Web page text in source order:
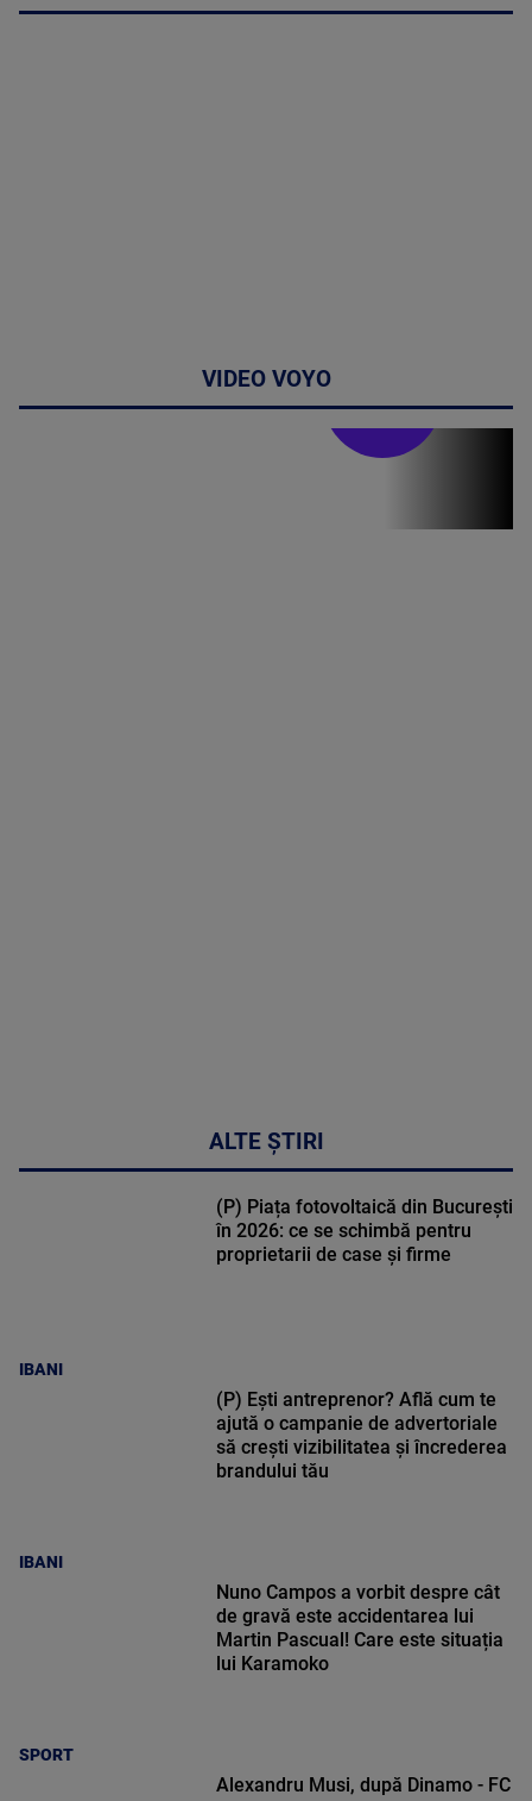
VIDEO VOYO
ALTE ȘTIRI
IBANI
(P) Piața fotovoltaică din București
în 2026: ce se schimbă pentru
proprietarii de case și firme
IBANI
(P) Ești antreprenor? Află cum te
ajută o campanie de advertoriale
să crești vizibilitatea și încrederea
brandului tău
SPORT
Nuno Campos a vorbit despre cât
de gravă este accidentarea lui
Martin Pascual! Care este situația
lui Karamoko
Alexandru Musi, după Dinamo - FC